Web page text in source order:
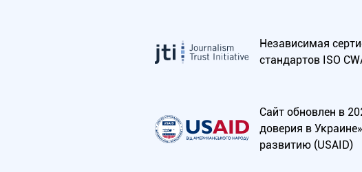
Независимая
стандартов ISO
Сайт обновлен в
доверия в
развитию (USAID)